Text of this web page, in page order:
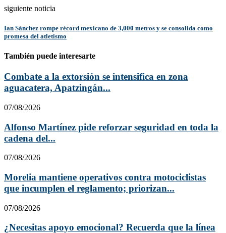
siguiente noticia
Ian Sánchez rompe récord mexicano de 3,000 metros y se consolida como
promesa del atletismo
También puede interesarte
Combate a la extorsión se intensifica en zona
aguacatera, Apatzingán...
07/08/2026
Alfonso Martínez pide reforzar seguridad en toda la
cadena del...
07/08/2026
Morelia mantiene operativos contra motociclistas
que incumplen el reglamento; priorizan...
07/08/2026
¿Necesitas apoyo emocional? Recuerda que la línea